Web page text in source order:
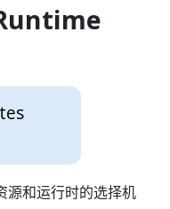
源和运行时的选择机